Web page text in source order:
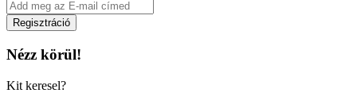
Regisztráció
Nézz körül!
Kit keresel?